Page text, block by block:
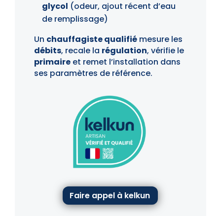
glycol (odeur, ajout récent d’eau
de remplissage)
Un chauffagiste qualifiémesure les
débits, recale la régulation, vérifie le
primaireet remet l’installation dans
ses paramètres de référence.
Faire appel à kelkun